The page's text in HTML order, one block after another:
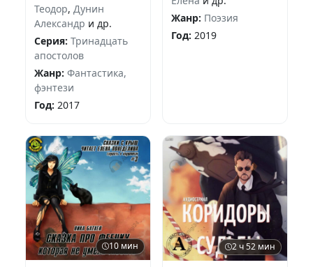
Теодор, Дунин
Александр и др.
Серия: Тринадцать
апостолов
Жанр: Фантастика,
фэнтези
Год: 2017
Жанр: Поэзия
Год: 2019
10 мин 2 ч 52 мин